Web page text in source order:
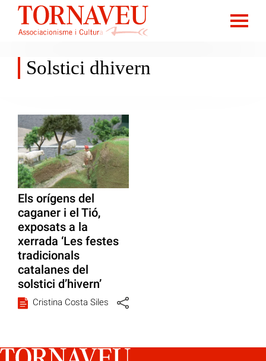
Solstici dhivern
Els orígens del
caganer i el Tió,
exposats a la
xerrada ‘Les festes
tradicionals
catalanes del
solstici d’hivern’
Cristina Costa Siles